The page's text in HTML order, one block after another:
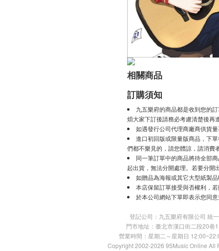
相關商品
訂購須知
九五樂府的商品都是收到您的
煩大家下訂後請務必考慮清楚後再
如遇發行公司代理商廠商供貨
進口初回版或限量版商品，下
們都不樂見的，請您體諒，請消費
同一筆訂單中的商品將待全部
起出貨，無法分開處理。若要分開
如贈品為海報或其它大型紙製
本店保留訂單接受與否權利，
於本公司網站下單即表示您同
登記公司：九五樂府有限公司 統
門市地址：臺北市漢口街二段20
營業時間：星期二～星期日
Copyright 2002-2026 95Music Online All